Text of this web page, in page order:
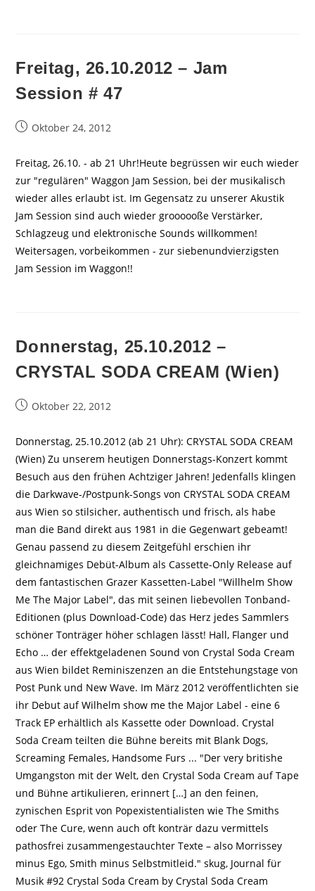
Freitag, 26.10.2012 – Jam
Session # 47
BeitragOktober 24, 2012
Freitag, 26.10. - ab 21 Uhr!Heute begrüssen wir euch wieder
zur "regulären" Waggon Jam Session, bei der musikalisch
wieder alles erlaubt ist. Im Gegensatz zu unserer Akustik
Jam Session sind auch wieder groooooße Verstärker,
Schlagzeug und elektronische Sounds willkommen!
Weitersagen, vorbeikommen - zur siebenundvierzigsten
Jam Session im Waggon!!
Donnerstag, 25.10.2012 –
CRYSTAL SODA CREAM (Wien)
BeitragOktober 22, 2012
Donnerstag, 25.10.2012 (ab 21 Uhr): CRYSTAL SODA CREAM
(Wien) Zu unserem heutigen Donnerstags-Konzert kommt
Besuch aus den frühen Achtziger Jahren! Jedenfalls klingen
die Darkwave-/Postpunk-Songs von CRYSTAL SODA CREAM
aus Wien so stilsicher, authentisch und frisch, als habe
man die Band direkt aus 1981 in die Gegenwart gebeamt!
Genau passend zu diesem Zeitgefühl erschien ihr
gleichnamiges Debüt-Album als Cassette-Only Release auf
dem fantastischen Grazer Kassetten-Label "Willhelm Show
Me The Major Label", das mit seinen liebevollen Tonband-
Editionen (plus Download-Code) das Herz jedes Sammlers
schöner Tonträger höher schlagen lässt! Hall, Flanger und
Echo … der effektgeladenen Sound von Crystal Soda Cream
aus Wien bildet Reminiszenzen an die Entstehungstage von
Post Punk und New Wave. Im März 2012 veröffentlichten sie
ihr Debut auf Wilhelm show me the Major Label - eine 6
Track EP erhältlich als Kassette oder Download. Crystal
Soda Cream teilten die Bühne bereits mit Blank Dogs,
Screaming Females, Handsome Furs ... "Der very britishe
Umgangston mit der Welt, den Crystal Soda Cream auf Tape
und Bühne artikulieren, erinnert […] an den feinen,
zynischen Esprit von Popexistentialisten wie The Smiths
oder The Cure, wenn auch oft konträr dazu vermittels
pathosfrei zusammengestauchter Texte – also Morrissey
minus Ego, Smith minus Selbstmitleid." skug, Journal für
Musik #92 Crystal Soda Cream by Crystal Soda Cream